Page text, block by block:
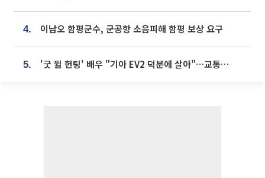
4. 이남오 함평군수, 군공항 소음피해 함평 보상 요구
5. '굿 윌 헌팅' 배우 "기아 EV2 덕분에 살아"…교통사고 후 안전성 극찬